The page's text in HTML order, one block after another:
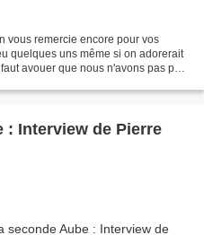
vous remercie encore pour vos
quelques uns même si on adorerait
avouer que nous n'avons pas pu
: Interview de Pierre